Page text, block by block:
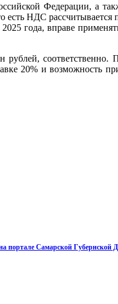
Федерации, а
есть НДС
года, вправе
соответственно.
20% и возможность
портале Самарской Губернской